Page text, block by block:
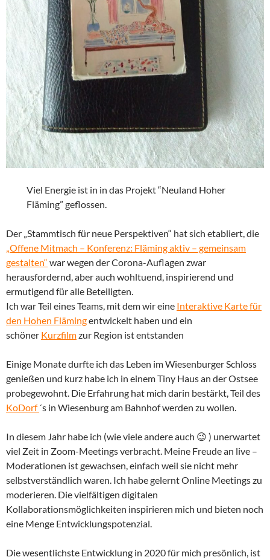
Viel Energie ist in in das Projekt “Neuland Hoher
Fläming” geflossen.
Der „Stammtisch für neue Perspektiven“ hat sich etabliert, die
„Offene Mitmach – Konferenz: Fläming aktiv – gemeinsam
gestalten“ war wegen der Corona-Auflagen zwar
herausfordernd, aber auch wohltuend, inspirierend und
ermutigend für alle Beteiligten.
Ich war Teil eines Teams, mit dem wir eine Interaktive Karte für
den Hohen Flämingentwickelt haben und ein
schöner Kurzfilmzur Region ist entstanden
Einige Monate durfte ich das Leben im Wiesenburger Schloss
genießen und kurz habe ich in einem Tiny Haus an der Ostsee
probegewohnt. Die Erfahrung hat mich darin bestärkt, Teil des
KoDorf´s in Wiesenburg am Bahnhof werden zu wollen.
In diesem Jahr habe ich (wie viele andere auch 😉 ) unerwartet
viel Zeit in Zoom-Meetings verbracht. Meine Freude an live –
Moderationen ist gewachsen, einfach weil sie nicht mehr
selbstverständlich waren. Ich habe gelernt Online Meetings zu
moderieren. Die vielfältigen digitalen
Kollaborationsmöglichkeiten inspirieren mich und bieten noch
eine Menge Entwicklungspotenzial.
Die wesentlichste Entwicklung in 2020 für mich presönlich, ist